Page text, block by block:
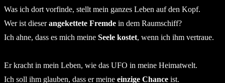
Was ich dort vorfinde, stellt mein ganzes Leben auf den Kopf.
Wer ist dieserangekettete Fremde in dem Raumschiff?
Ich ahne, dass es mich meine Seele kostet, wenn ich ihm vertraue.
Er kracht in mein Leben, wie das UFO in meine Heimatwelt.
Ich soll ihm glauben, dass er meine einzige Chance ist.